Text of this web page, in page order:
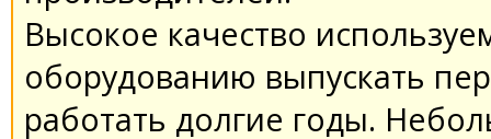
Высокое качество
оборудованию выпускать
работать долгие годы.